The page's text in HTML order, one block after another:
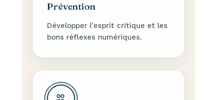
Prévention
Développer l'esprit critique et les
bons réflexes numériques.